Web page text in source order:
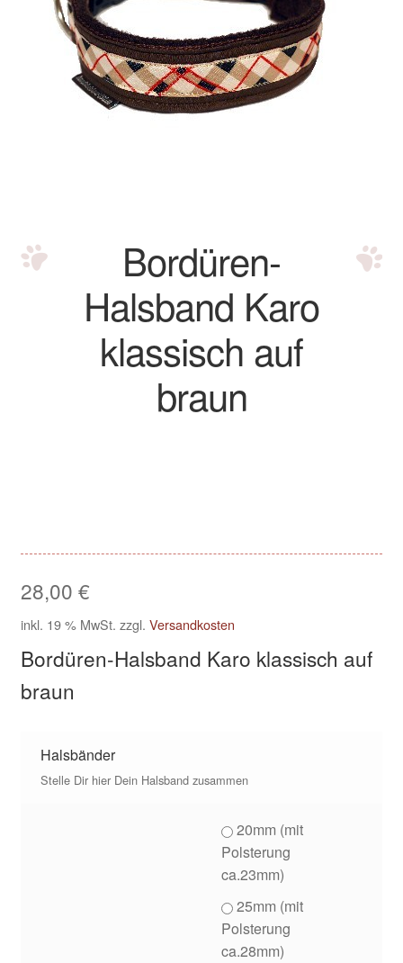
Bordüren Halsbänder
City Halsbänder
City Halsband Dotty beige Cord
Landhaus Halsbänder
Savanna Halsbänder
Signalhalsbänder
Mein Konto
Versandarten
Widerrufsbelehrung
Bordüren-
Halsband Karo
klassisch auf
braun
28,00 €
inkl. 19 % MwSt. zzgl. Versandkosten
Bordüren-Halsband Karo klassisch auf
braun
Halsbänder
Stelle Dir hier Dein Halsband zusammen
20mm (mit
Polsterung
ca.23mm)
25mm (mit
Polsterung
ca.28mm)